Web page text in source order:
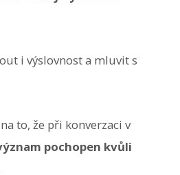
i výslovnost a mluvit s
to, že při konverzaci v
pochopen kvůli